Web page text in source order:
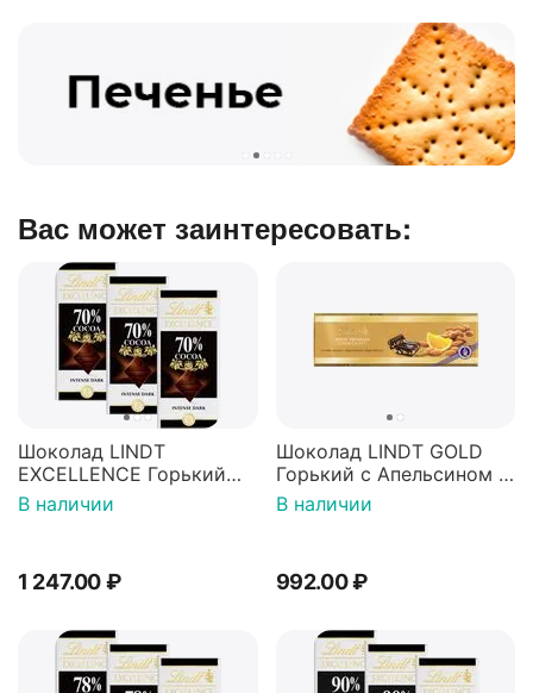
Вас может заинтересовать:
Шоколад LINDT
EXCELLENCE Горький
70% Какао 100г 3штуки
В наличии
1 247.00₽
Шоколад LINDT GOLD
Горький с Апельсином и
Миндалем 300г
В наличии
992.00₽